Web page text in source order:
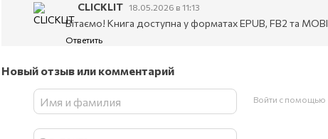
CLICKLIT 18.05.2026 в 11:13
Вітаємо! Книга доступна у форматах EPUB, FB2 та MOBI
Ответить
Новый отзыв или комментарий
Войти с помощью